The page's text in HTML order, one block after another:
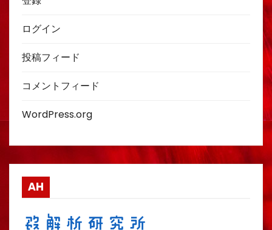
ログイン
投稿フィード
コメントフィード
WordPress.org
AH